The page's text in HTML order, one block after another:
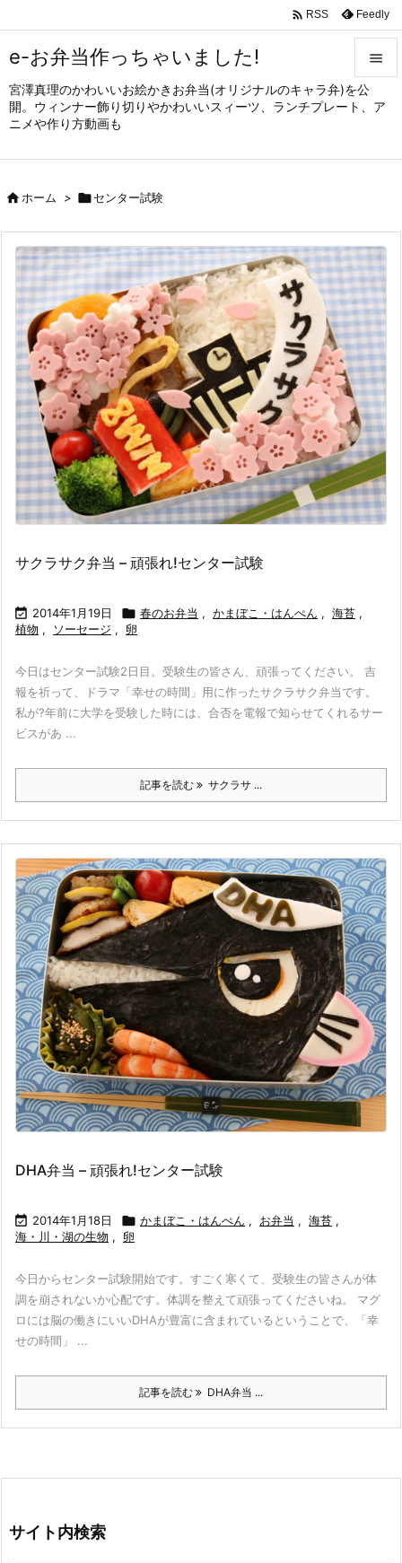
e-お弁当作っちゃいました!
宮澤真理のかわいいお絵かきお弁当(オリジナルのキャラ弁)を公
開。ウィンナー飾り切りやかわいいスィーツ、ランチプレート、ア
ニメや作り方動画も


メニュ
サイド

次へ

検索
 RSS Feedly
ホーム > センター試験
サクラサク弁当 – 頑張れ!センター試験
 2014年1月19日  春のお弁当 , かまぼこ・はんぺん , 海苔 ,
植物 , ソーセージ , 卵
今日はセンター試験2日目。受験生の皆さん、頑張ってください。 吉
報を祈って、ドラマ「幸せの時間」用に作ったサクラサク弁当です。
私が?年前に大学を受験した時には、合否を電報で知らせてくれるサー
ビスがあ ...
記事を読む サクラサ ...
DHA弁当 – 頑張れ!センター試験
 2014年1月18日  かまぼこ・はんぺん , お弁当 , 海苔 ,
海・川・湖の生物 , 卵
今日からセンター試験開始です。すごく寒くて、受験生の皆さんが体
調を崩されないか心配です。体調を整えて頑張ってくださいね。 マグ
ロには脳の働きにいいDHAが豊富に含まれているということで、「幸
せの時間」 ...
記事を読む DHA弁当 ...
サイト内検索